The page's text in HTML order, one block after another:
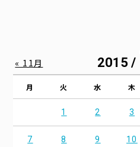
2015 /
月 火 水 木
1 2 3
7 8 9 10
« 11月